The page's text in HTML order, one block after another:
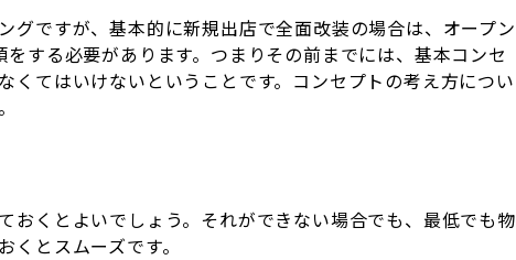
グですが、基本的に新規出店で全面改装の場合は、オープン
する必要があります。つまりその前までには、基本コンセ
くてはいけないということです。コンセプトの考え方につい
おくとよいでしょう。それができない場合でも、最低でも物
とスムーズです。